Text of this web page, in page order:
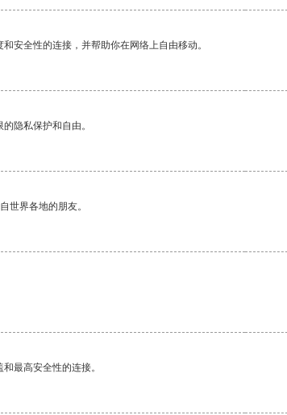
安全性的连接，并帮助你在网络上自由移动。
隐私保护和自由。
世界各地的朋友。
最高安全性的连接。